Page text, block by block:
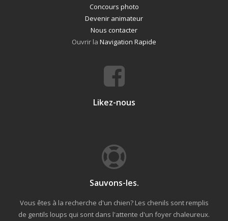
Concours photo
Devenir animateur
Nous contacter
Ouvrir la Navigation Rapide
Likez-nous
Sauvons-les.
Vous êtes à la recherche d'un chien? Les chenils sont remplis
de gentils loups qui sont dans l'attente d'un foyer chaleureux.